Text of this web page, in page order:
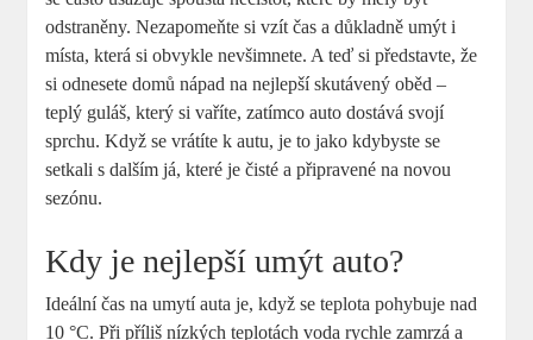
odstraněny. Nezapomeňte si vzít čas a důkladně umýt i
místa, která si obvykle nevšimnete. A teď si představte, že
si odnesete domů nápad na nejlepší skutávený oběd –
teplý guláš, který si vaříte, zatímco auto dostává svojí
sprchu. Když se vrátíte k autu, je to jako kdybyste se
setkali s dalším já, které je čisté a připravené na novou
sezónu.
Kdy je nejlepší umýt auto?
Ideální čas na umytí auta je, když se teplota pohybuje nad
10 °C. Při příliš nízkých teplotách voda rychle zamrzá a